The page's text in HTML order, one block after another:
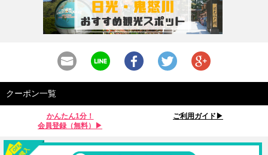
クーポン一覧
かんたん1分！
会員登録（無料）▶︎
ご利用ガイド▶︎